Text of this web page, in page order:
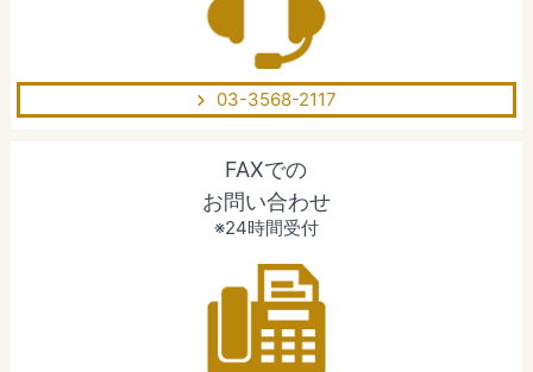
03-3568-2117
FAXでの
お問い合わせ
※24時間受付